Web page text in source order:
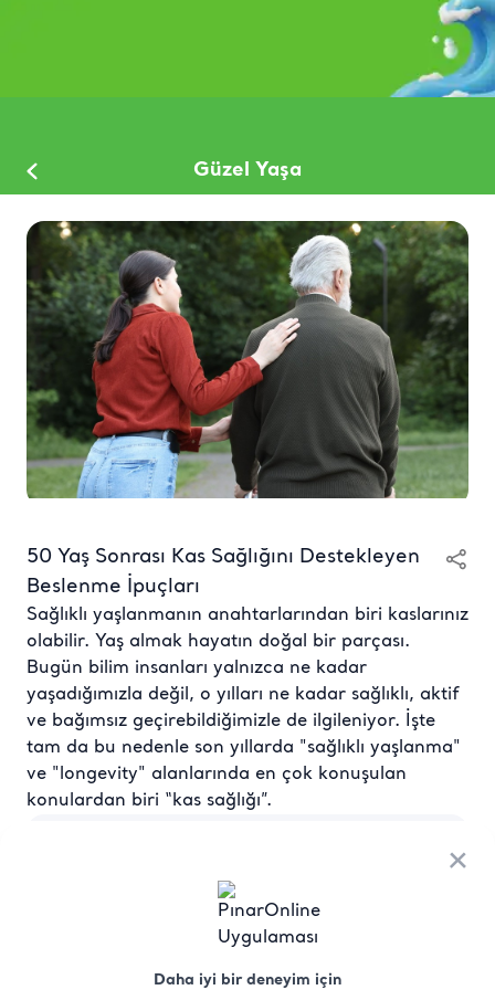
×
Daha iyi bir deneyim için
Güzel Yaşa
50 Yaş Sonrası Kas Sağlığını Destekleyen
Beslenme İpuçları
Sağlıklı yaşlanmanın anahtarlarından biri kaslarınız
olabilir. Yaş almak hayatın doğal bir parçası.
Bugün bilim insanları yalnızca ne kadar
yaşadığımızla değil, o yılları ne kadar sağlıklı, aktif
ve bağımsız geçirebildiğimizle de ilgileniyor. İşte
tam da bu nedenle son yıllarda "sağlıklı yaşlanma"
ve "longevity" alanlarında en çok konuşulan
konulardan biri “kas sağlığı”.
Günlük yaşam aktivitelerini sürdürmekten
dengeyi korumaya, metabolik sağlıktan yaşam
kalitesine kadar pek çok alanda önemli rol
oynarlar. Ancak yaş ilerledikçe kas kütlesi ve kas
gücünde doğal bir azalma meydana gelebilir. Bu